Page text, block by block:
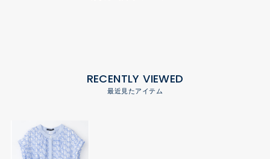
RECENTLY VIEWED
最近見たアイテム